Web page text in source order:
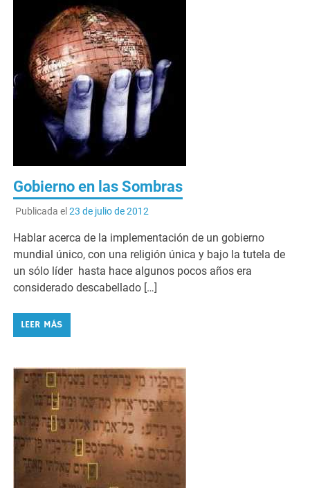
Gobierno en las Sombras
Publicada el 23 de julio de 2012
Hablar acerca de la implementación de un gobierno
mundial único, con una religión única y bajo la tutela de
un sólo líder hasta hace algunos pocos años era
considerado descabellado […]
LEER MÁS